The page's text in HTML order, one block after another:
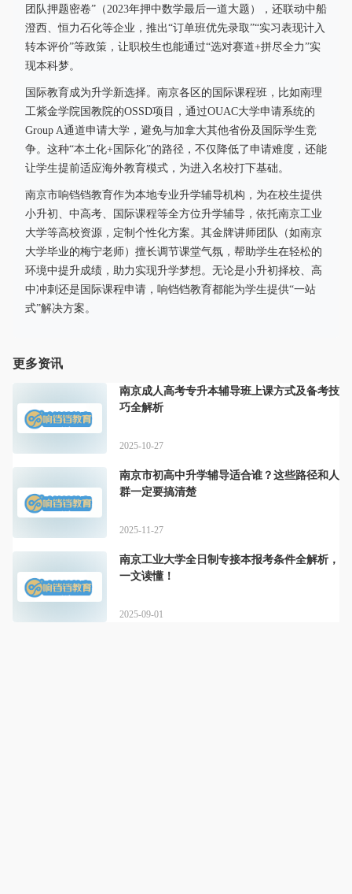
团队押题密卷”（2023年押中数学最后一道大题），还联动中船
澄西、恒力石化等企业，推出“订单班优先录取”“实习表现计入
转本评价”等政策，让职校生也能通过“选对赛道+拼尽全力”实
现本科梦。
国际教育成为升学新选择。南京各区的国际课程班，比如南理
工紫金学院国教院的OSSD项目，通过OUAC大学申请系统的
Group A通道申请大学，避免与加拿大其他省份及国际学生竞
争。这种“本土化+国际化”的路径，不仅降低了申请难度，还能
让学生提前适应海外教育模式，为进入名校打下基础。
南京市响铛铛教育作为本地专业升学辅导机构，为在校生提供
小升初、中高考、国际课程等全方位升学辅导，依托南京工业
大学等高校资源，定制个性化方案。其金牌讲师团队（如南京
大学毕业的梅宁老师）擅长调节课堂气氛，帮助学生在轻松的
环境中提升成绩，助力实现升学梦想。无论是小升初择校、高
中冲刺还是国际课程申请，响铛铛教育都能为学生提供“一站
式”解决方案。
更多资讯
南京成人高考专升本辅导班上课方式及备考技
巧全解析
2025-10-27
南京市初高中升学辅导适合谁？这些路径和人
群一定要搞清楚
2025-11-27
南京工业大学全日制专接本报考条件全解析，
一文读懂！
2025-09-01